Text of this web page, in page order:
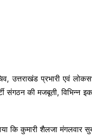
उत्तराखंड प्रभारी एवं
संगठन की मजबूती, विभिन्न
कि कुमारी शैलजा मंगलवार